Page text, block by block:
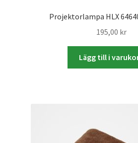
Projektorlampa HLX
195,00 kr
Lägg till i